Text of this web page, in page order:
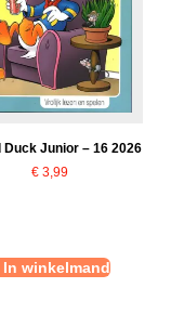
Duck Junior – 16 2026
€ 3,99
In winkelmand